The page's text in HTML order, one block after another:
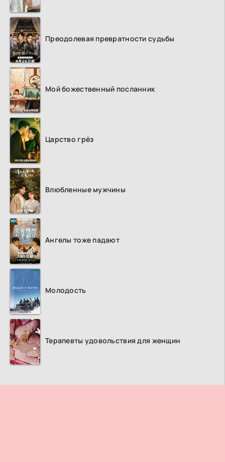
Преодолевая превратности судьбы
Мой божественный посланник
Царство грёз
Влюбленные мужчины
Ангелы тоже падают
Молодость
Терапевты удовольствия для женщин